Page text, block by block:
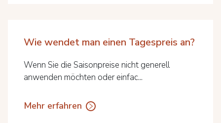
Wie wendet man einen Tagespreis an?
Wenn Sie die Saisonpreise nicht generell
anwenden möchten oder einfac...
Mehr erfahren